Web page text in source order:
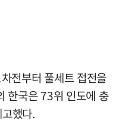
전부터 풀세트 접전을
한국은 73위 인도에 충
했다.